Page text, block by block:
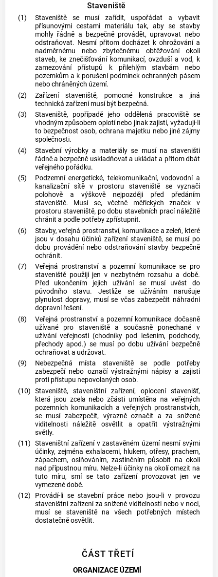
Staveniště
(1)
Staveniště se musí zařídit, uspořádat a vybavit
přísunovými cestami materiálu tak, aby se stavby
mohly řádně a bezpečně provádět, upravovat nebo
odstraňovat. Nesmí přitom docházet k ohrožování a
nadměrnému nebo zbytečnému obtěžování okolí
staveb, ke znečišťování komunikací, ovzduší a vod, k
zamezování přístupů k přilehlým stavbám nebo
pozemkům a k porušení podmínek ochranných pásem
nebo chráněných území.
(2)
Zařízení staveniště, pomocné konstrukce a jiná
technická zařízení musí být bezpečná.
(3)
Staveniště, popřípadě jeho oddělená pracoviště se
vhodným způsobem oplotí nebo jinak zajistí, vyžadují-li
to bezpečnost osob, ochrana majetku nebo jiné zájmy
společnosti.
(4)
Stavební výrobky a materiály se musí na staveništi
řádně a bezpečně uskladňovat a ukládat a přitom dbát
veřejného pořádku.
(5)
Podzemní energetické, telekomunikační, vodovodní a
kanalizační sítě v prostoru staveniště se vyznačí
polohově a výškově nejpozději před předáním
staveniště. Musí se, včetně měřických značek v
prostoru staveniště, po dobu stavebních prací náležitě
chránit a podle potřeby zpřístupnit.
(6)
Stavby, veřejná prostranství, komunikace a zeleň, které
jsou v dosahu účinků zařízení staveniště, se musí po
dobu provádění nebo odstraňování stavby bezpečně
ochránit.
(7)
Veřejná prostranství a pozemní komunikace se pro
staveniště použijí jen v nezbytném rozsahu a době.
Před ukončením jejich užívání se musí uvést do
původního stavu. Jestliže se užíváním narušuje
plynulost dopravy, musí se včas zabezpečit náhradní
dopravní řešení.
(8)
Veřejná prostranství a pozemní komunikace dočasně
užívané pro staveniště a současně ponechané v
užívání veřejnosti (chodníky pod lešením, podchody,
přechody apod.) se musí po dobu užívání bezpečně
ochraňovat a udržovat.
(9)
Nebezpečná místa staveniště se podle potřeby
zabezpečí nebo označí výstražnými nápisy a zajistí
proti přístupu nepovolaných osob.
(10) Staveniště, staveništní zařízení, oplocení stavenišť,
která jsou zcela nebo zčásti umístěna na veřejných
pozemních komunikacích a veřejných prostranstvích,
se musí zabezpečit, výrazně označit a za snížené
viditelnosti náležitě osvětlit a opatřit výstražnými
světly.
(11) Staveništní zařízení v zastavěném území nesmí svými
účinky, zejména exhalacemi, hlukem, otřesy, prachem,
zápachem, oslňováním, zastíněním působit na okolí
nad přípustnou míru. Nelze-li účinky na okolí omezit na
tuto míru, smí se tato zařízení provozovat jen ve
vymezené době.
(12)
Provádí-li se stavební práce nebo jsou-li v provozu
staveništní zařízení za snížené viditelnosti nebo v noci,
musí se staveniště na všech potřebných místech
dostatečně osvětlit.
ČÁST TŘETÍ
ORGANIZACE ÚZEMÍ